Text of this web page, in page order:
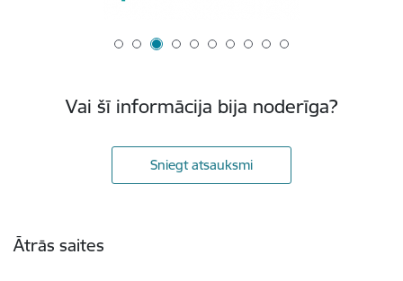
Vai šī informācija bija noderīga?
Sniegt atsauksmi
Ātrās saites